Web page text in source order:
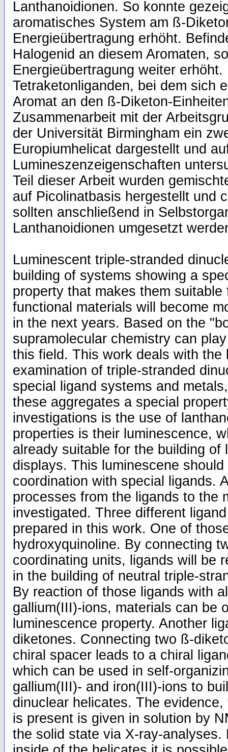
Lanthanoidionen. So konnte
aromatisches System am ß-
Energieübertragung erhöht.
Halogenid an diesem Aromaten,
Energieübertragung weiter erhöht.
Tetraketonliganden, bei dem sich
Aromat an den ß-Diketon-
Zusammenarbeit mit der
der Universität Birmingham ein
Europiumhelicat dargestellt und
Lumineszenzeigenschaften
Teil dieser Arbeit wurden
auf Picolinatbasis hergestellt und
sollten anschließend in
Lanthanoidionen umgesetzt
Luminescent triple-stranded
building of systems showing a
property that makes them
functional materials will become
in the next years. Based on the
supramolecular chemistry can
this field. This work deals with the
examination of triple-stranded
special ligand systems and
these aggregates a special
investigations is the use of
properties is their luminescence,
already suitable for the building of
displays. This luminescene
coordination with special ligands.
processes from the ligands to the
investigated. Three different
prepared in this work. One of
hydroxyquinoline. By connecting
coordinating units, ligands will be
in the building of neutral triple-
By reaction of those ligands with
gallium(III)-ions, materials can be
luminescence property. Another
diketones. Connecting two ß-
chiral spacer leads to a chiral
which can be used in self-
gallium(III)- and iron(III)-ions to
dinuclear helicates. The
is present is given in solution by
the solid state via X-ray-analyses.